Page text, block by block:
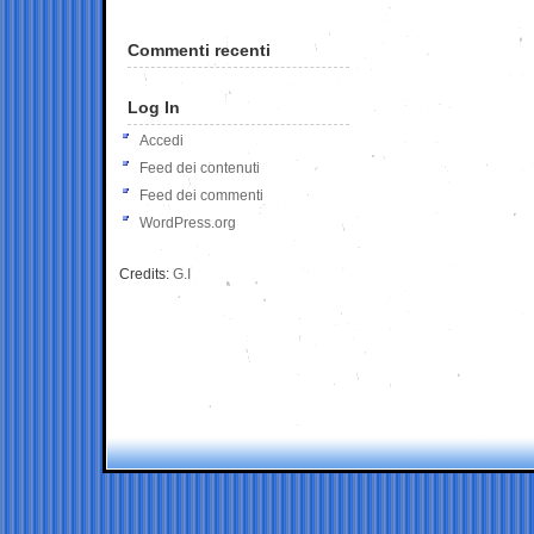
Commenti recenti
Log In
Accedi
Feed dei contenuti
Feed dei commenti
WordPress.org
Credits: G.I